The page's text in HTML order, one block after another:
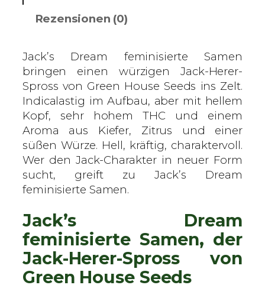
m
–
G
r
e
e
n
H
o
u
e
S
e
e
d
Rezensionen (0)
Jack’s Dream feminisierte Samen
bringen einen würzigen Jack-Herer-
Spross von Green House Seeds ins Zelt.
Indicalastig im Aufbau, aber mit hellem
Kopf, sehr hohem THC und einem
Aroma aus Kiefer, Zitrus und einer
süßen Würze. Hell, kräftig, charaktervoll.
Wer den Jack-Charakter in neuer Form
sucht, greift zu Jack’s Dream
feminisierte Samen.
Jack’s Dream
feminisierte Samen, der
Jack-Herer-Spross von
Green House Seeds